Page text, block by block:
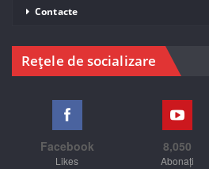
Contacte
Rețele de socializare
Facebook
Likes
8,050
Abonați